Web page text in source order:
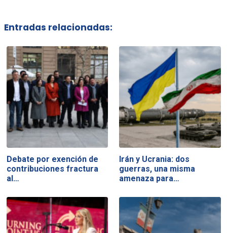
Entradas relacionadas:
Debate por exención de
contribuciones fractura
al…
Irán y Ucrania: dos
guerras, una misma
amenaza para…